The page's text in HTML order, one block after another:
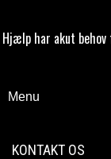
Hjælp har akut behov
Menu
KONTAKT OS